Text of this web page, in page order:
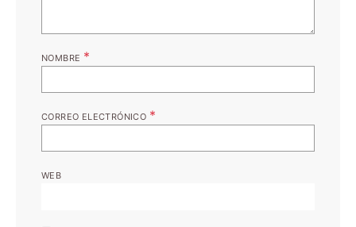
NOMBRE *
CORREO ELECTRÓNICO *
WEB